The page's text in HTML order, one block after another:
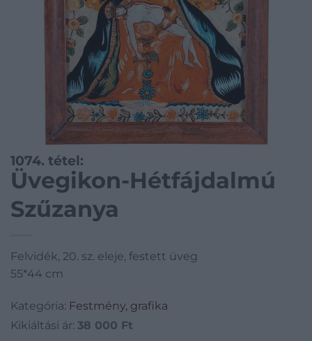
1074. tétel:
Üvegikon-Hétfájdalmú
Szűzanya
Felvidék, 20. sz. eleje, festett üveg
55*44 cm
Kategória: Festmény, grafika
Kikiáltási ár: 38 000 Ft